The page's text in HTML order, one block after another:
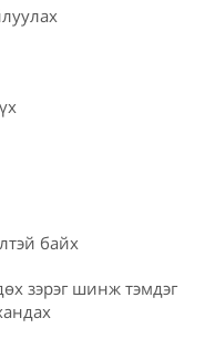
байх
зэрэг шинж тэмдэг